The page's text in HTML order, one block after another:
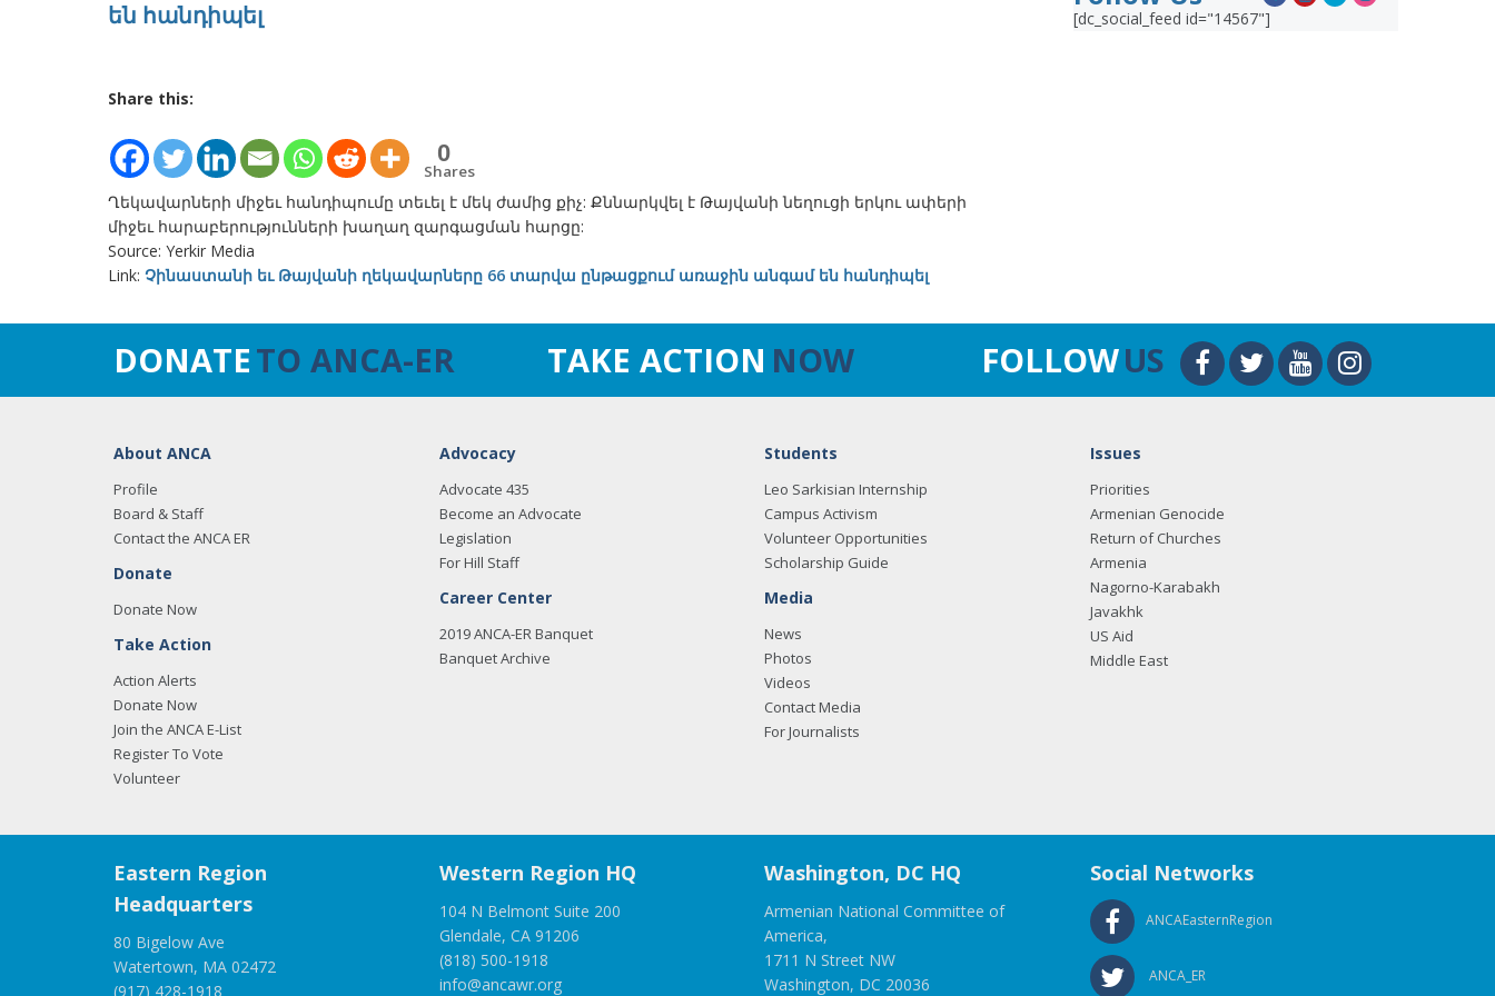
են հանդիպել
Share this:
0
Shares
Ղեկավարների միջեւ հանդիպումը տեւել է մեկ ժամից քիչ: Քննարկվել է Թայվանի նեղուցի երկու ափերի
միջեւ հարաբերությունների խաղաղ զարգացման հարցը:
Source: Yerkir Media
Link: Չինաստանի եւ Թայվանի ղեկավարները 66 տարվա ընթացքում առաջին անգամ են հանդիպել
[dc_social_feed id="14567"]
DONATETO ANCA-ER TAKE ACTION NOW FOLLOWUS
About ANCA
Profile
Board & Staff
Contact the ANCA ER
Donate
Donate Now
Take Action
Action Alerts
Donate Now
Join the ANCA E-List
Register To Vote
Volunteer
Advocacy
Advocate 435
Become an Advocate
Legislation
For Hill Staff
Career Center
2019 ANCA-ER Banquet
Banquet Archive
Students
Leo Sarkisian Internship
Campus Activism
Volunteer Opportunities
Scholarship Guide
Media
News
Photos
Videos
Contact Media
For Journalists
Issues
Priorities
Armenian Genocide
Return of Churches
Armenia
Nagorno-Karabakh
Javakhk
US Aid
Middle East
Eastern Region
Headquarters
80 Bigelow Ave
Watertown, MA 02472
(917) 428-1918
Western Region HQ
104 N Belmont Suite 200
Glendale, CA 91206
(818) 500-1918
info@ancawr.org
Washington, DC HQ
Armenian National Committee of
America,
1711 N Street NW
Washington, DC 20036
Social Networks
ANCAEasternRegion
ANCA_ER